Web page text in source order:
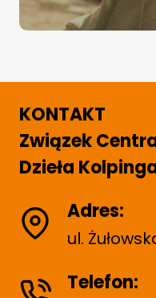
KONTAKT
Związek
Dzieła
Adres:
ul.
Telefon: